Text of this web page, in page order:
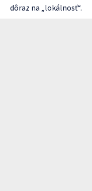
dôraz na „lokálnosť“.